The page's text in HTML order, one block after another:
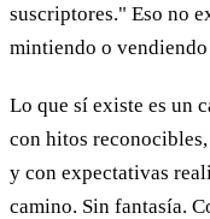
suscriptores." Eso no
mintiendo o
Lo que sí existe es un
con hitos
y con expectativas
camino. Sin fantasía.